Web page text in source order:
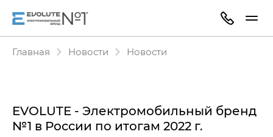
Главная Новости Новости
EVOLUTE - Электромобильный бренд
№1 в России по итогам 2022 г.